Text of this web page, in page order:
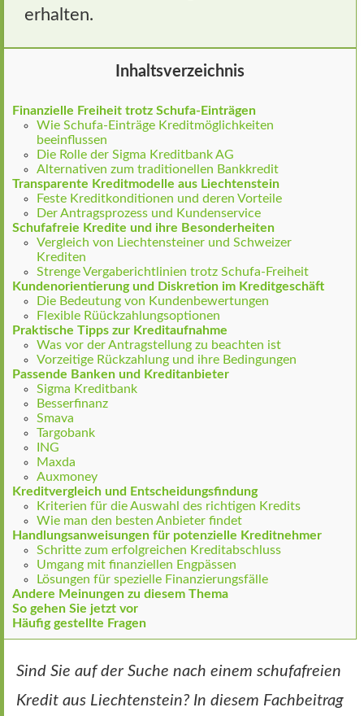
erhalten.
Inhaltsverzeichnis
Finanzielle Freiheit trotz Schufa-Einträgen
Wie Schufa-Einträge Kreditmöglichkeiten
beeinflussen
Die Rolle der Sigma Kreditbank AG
Alternativen zum traditionellen Bankkredit
Transparente Kreditmodelle aus Liechtenstein
Feste Kreditkonditionen und deren Vorteile
Der Antragsprozess und Kundenservice
Schufafreie Kredite und ihre Besonderheiten
Vergleich von Liechtensteiner und Schweizer
Krediten
Strenge Vergaberichtlinien trotz Schufa-Freiheit
Kundenorientierung und Diskretion im Kreditgeschäft
Die Bedeutung von Kundenbewertungen
Flexible Rüückzahlungsoptionen
Praktische Tipps zur Kreditaufnahme
Was vor der Antragstellung zu beachten ist
Vorzeitige Rückzahlung und ihre Bedingungen
Passende Banken und Kreditanbieter
Sigma Kreditbank
Besserfinanz
Smava
Targobank
ING
Maxda
Auxmoney
Kreditvergleich und Entscheidungsfindung
Kriterien für die Auswahl des richtigen Kredits
Wie man den besten Anbieter findet
Handlungsanweisungen für potenzielle Kreditnehmer
Schritte zum erfolgreichen Kreditabschluss
Umgang mit finanziellen Engpässen
Lösungen für spezielle Finanzierungsfälle
Andere Meinungen zu diesem Thema
So gehen Sie jetzt vor
Häufig gestellte Fragen
Sind Sie auf der Suche nach einem schufafreien
Kredit aus Liechtenstein? In diesem Fachbeitrag